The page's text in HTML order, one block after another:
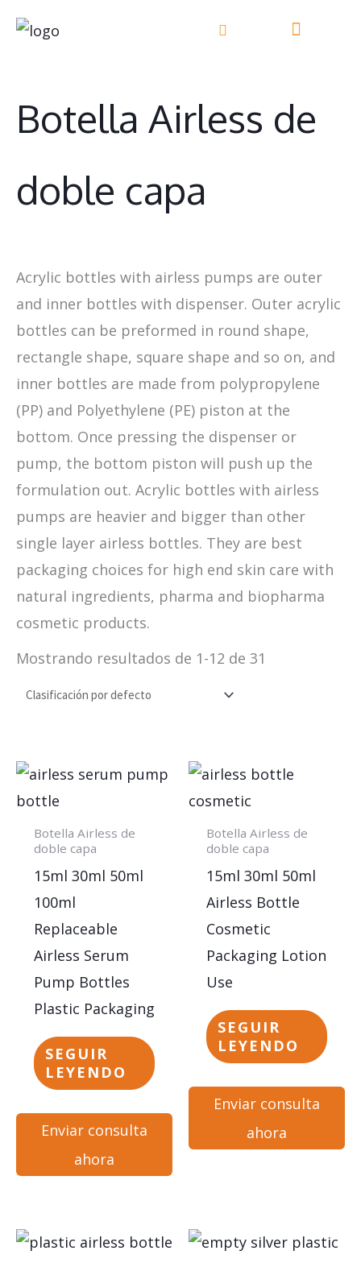
Botella Airless de
doble capa
Acrylic bottles with airless pumps are outer
and inner bottles with dispenser. Outer acrylic
bottles can be preformed in round shape,
rectangle shape, square shape and so on, and
inner bottles are made from polypropylene
(PP) and Polyethylene (PE) piston at the
bottom. Once pressing the dispenser or
pump, the bottom piston will push up the
formulation out. Acrylic bottles with airless
pumps are heavier and bigger than other
single layer airless bottles. They are best
packaging choices for high end skin care with
natural ingredients, pharma and biopharma
cosmetic products.
Mostrando resultados de 1-12 de 31
Botella Airless de
doble capa
15ml 30ml 50ml
100ml
Replaceable
Airless Serum
Pump Bottles
Plastic Packaging
SEGUIR
LEYENDO
Enviar consulta
ahora
Botella Airless de
doble capa
15ml 30ml 50ml
Airless Bottle
Cosmetic
Packaging Lotion
Use
SEGUIR
LEYENDO
Enviar consulta
ahora